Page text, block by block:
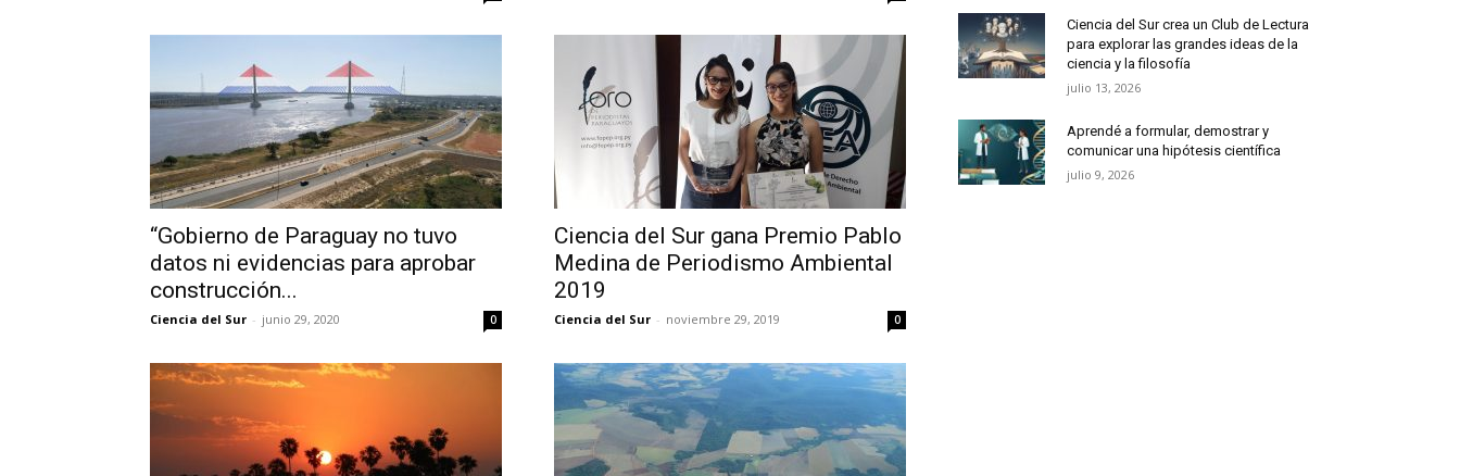
“Gobierno de Paraguay no tuvo
datos ni evidencias para aprobar
construcción...
Ciencia del Sur - junio 29, 2020 0
Ciencia del Sur gana Premio Pablo
Medina de Periodismo Ambiental
2019
Ciencia del Sur - noviembre 29, 2019 0
Ciencia del Sur crea un Club de Lectura
para explorar las grandes ideas de la
ciencia y la filosofía
julio 13, 2026
Aprendé a formular, demostrar y
comunicar una hipótesis científica
julio 9, 2026